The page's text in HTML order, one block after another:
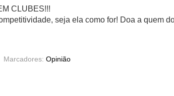
CLUBES!!!
seja ela como for! Doa a quem
Marcadores:Opinião